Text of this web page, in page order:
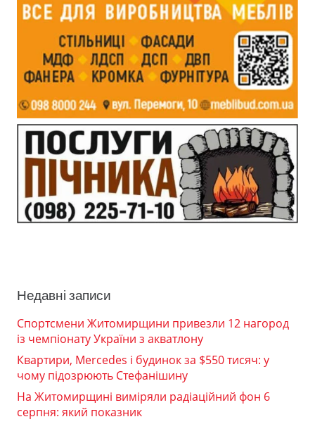
Недавні записи
Спортсмени Житомирщини привезли 12 нагород
із чемпіонату України з акватлону
Квартири, Mercedes і будинок за $550 тисяч: у
чому підозрюють Стефанішину
На Житомирщині виміряли радіаційний фон 6
серпня: який показник